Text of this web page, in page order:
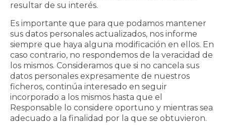
resultar de su interés.
Es importante que para que podamos mantener
sus datos personales actualizados, nos informe
siempre que haya alguna modificación en ellos. En
caso contrario, no respondemos de la veracidad de
los mismos. Consideramos que si no cancela sus
datos personales expresamente de nuestros
ficheros, continúa interesado en seguir
incorporado a los mismos hasta que el
Responsable lo considere oportuno y mientras sea
adecuado a la finalidad por la que se obtuvieron.